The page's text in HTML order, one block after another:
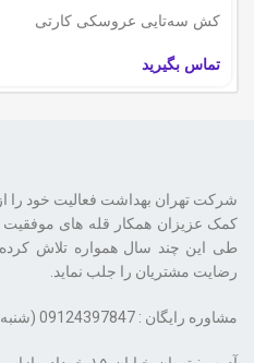
کش سه‌تایی عروسکی کارتی
تماس بگیرید
کمک عزیزان همکار قله های
طی این چند سال همواره تلاش کرده
رضایت مشتریان را جلب نماید.
مشاوره رایگان : 09124397847 (شنبه تا 5شنبه از ساعت 8 تا 19)